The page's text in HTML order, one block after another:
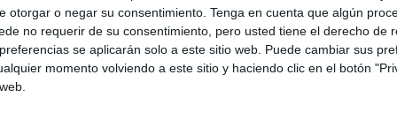
otorgar o negar su consentimiento. Tenga en cuenta que algún
no requerir de su consentimiento, pero usted tiene el derecho de
se aplicarán solo a este sitio web. Puede cambiar sus
momento volviendo a este sitio y haciendo clic en el botón
africano. Los seguidores de Marruecos, los
y alentando a su selección en cada jugada.
su pasión, apoyando a